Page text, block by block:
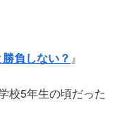
負しない？ 』
校5年生の頃だった